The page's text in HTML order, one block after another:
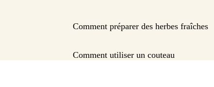
Comment préparer des herbes fraîches
Comment utiliser un couteau